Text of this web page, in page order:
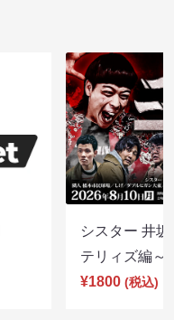
シスター 井
テリィズ編
¥1800 (税込)